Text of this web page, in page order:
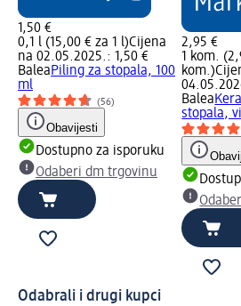
1,50 €
0,1 l (15,00 € za 1 l)Cijena
na 02.05.2025.: 1,50 €
BaleaPiling za stopala, 100
ml
(56)
Obavijesti
Dostupno za isporuku
Odaberi dm trgovinu
2,95 €
1 kom.
kom.)
Balea
stopala,
Odabrali i drugi kupci